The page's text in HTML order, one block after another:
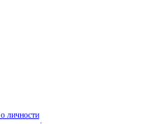
личности